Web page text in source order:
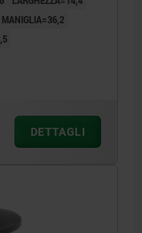
MANIGLIA=36,2
DETTAGLI